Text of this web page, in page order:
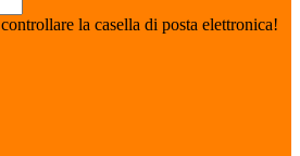
la casella di posta elettronica!